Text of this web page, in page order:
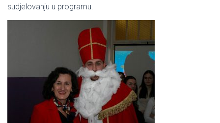
sudjelovanju u programu.